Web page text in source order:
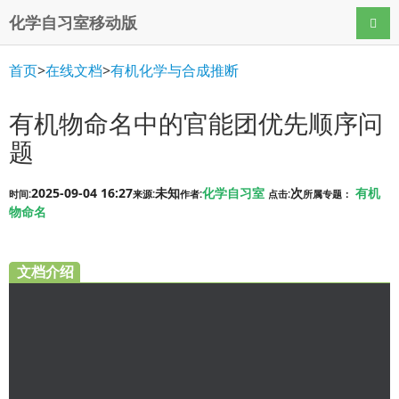
化学自习室移动版 导航
首页>在线文档>有机化学与合成推断
有机物命名中的官能团优先顺序问
题
时间:2025-09-04 16:27来源:未知作者:化学自习室 点击:次所属专题： 有机
物命名
文档介绍